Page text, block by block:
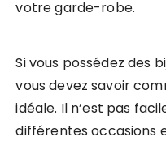
votre garde-robe.
Si vous possédez des
vous devez savoir
idéale. Il n’est pas
différentes occasions